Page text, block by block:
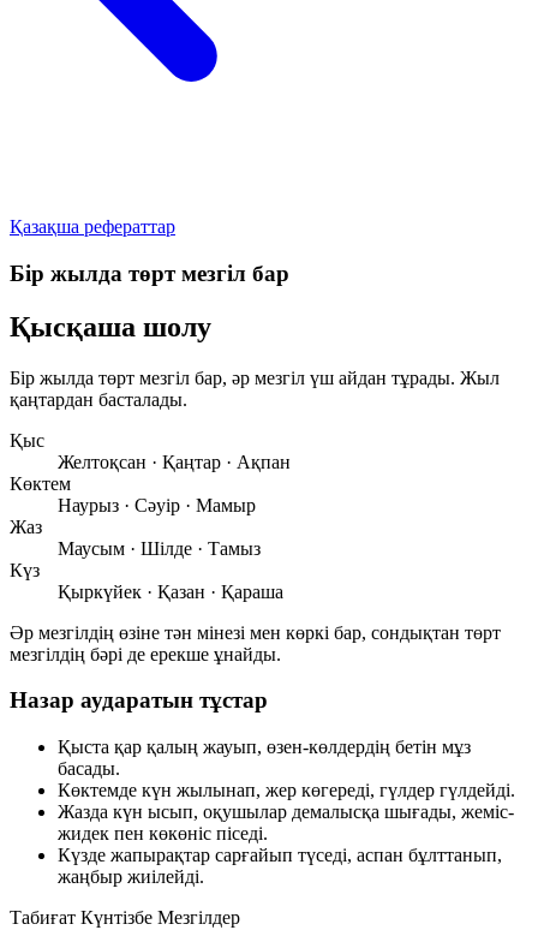
Қазақша рефераттар
Бір жылда төрт мезгіл бар
Қысқаша шолу
Бір жылда төрт мезгіл бар, әр мезгіл үш айдан тұрады. Жыл
қаңтардан басталады.
Қыс
Желтоқсан · Қаңтар · Ақпан
Көктем
Наурыз · Сәуір · Мамыр
Жаз
Маусым · Шілде · Тамыз
Күз
Қыркүйек · Қазан · Қараша
Әр мезгілдің өзіне тән мінезі мен көркі бар, сондықтан төрт
мезгілдің бәрі де ерекше ұнайды.
Назар аударатын тұстар
Қыста қар қалың жауып, өзен-көлдердің бетін мұз
басады.
Көктемде күн жылынап, жер көгереді, гүлдер гүлдейді.
Жазда күн ысып, оқушылар демалысқа шығады, жеміс-
жидек пен көкөніс піседі.
Күзде жапырақтар сарғайып түседі, аспан бұлттанып,
жаңбыр жиілейді.
Табиғат Күнтізбе Мезгілдер